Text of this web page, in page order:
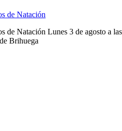
de Natación
Natación Lunes 3 de agosto a las
Brihuega